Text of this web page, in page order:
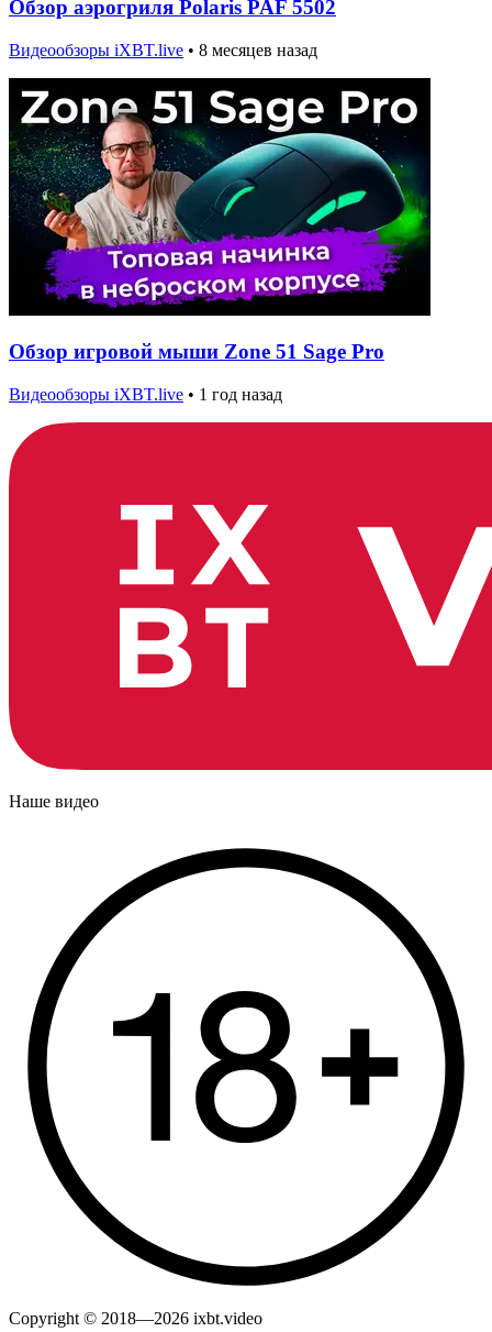
Обзор аэрогриля Polaris PAF 5502
Видеообзоры iXBT.live • 8 месяцев назад
Обзор игровой мыши Zone 51 Sage Pro
Видеообзоры iXBT.live • 1 год назад
Наше видео
Copyright © 2018—2026 ixbt.video